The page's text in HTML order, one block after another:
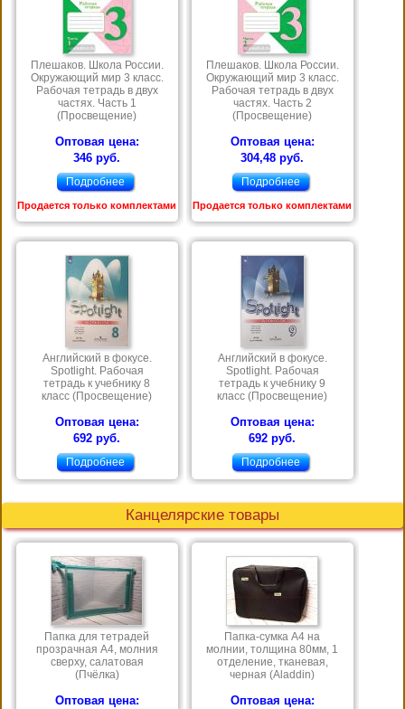
Плешаков. Школа России.
Окружающий мир 3 класс.
Рабочая тетрадь в двух
частях. Часть 1
(Просвещение)
Оптовая цена:
346 руб.
Подробнее
Продается только комплектами
Плешаков. Школа России.
Окружающий мир 3 класс.
Рабочая тетрадь в двух
частях. Часть 2
(Просвещение)
Оптовая цена:
304,48 руб.
Подробнее
Продается только комплектами
Английский в фокусе.
Spotlight. Рабочая
тетрадь к учебнику 8
класс (Просвещение)
Оптовая цена:
692 руб.
Подробнее
Английский в фокусе.
Spotlight. Рабочая
тетрадь к учебнику 9
класс (Просвещение)
Оптовая цена:
692 руб.
Подробнее
Канцелярские товары
Папка для тетрадей
прозрачная А4, молния
сверху, салатовая
(Пчёлка)
Оптовая цена:
Папка-сумка А4 на
молнии, толщина 80мм, 1
отделение, тканевая,
черная (Aladdin)
Оптовая цена: